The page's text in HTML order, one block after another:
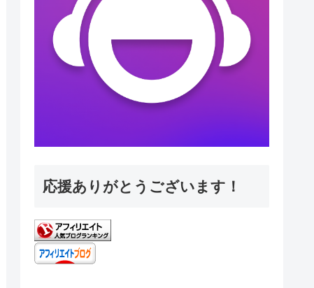
応援ありがとうございます！